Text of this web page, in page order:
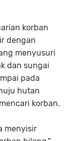
korban
dengan
menyusuri
dan sungai
pada
hutan
korban.
menyisir